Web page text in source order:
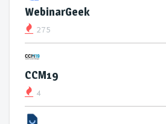
WebinarGeek
275
CCM19
4